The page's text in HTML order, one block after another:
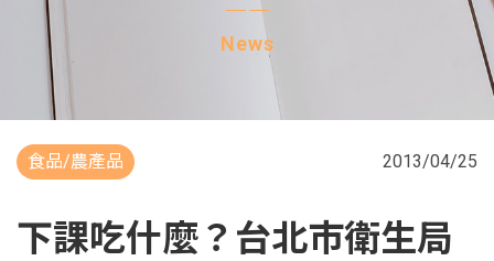
News
食品/農產品 2013/04/25
下課吃什麼？台北市衛生局